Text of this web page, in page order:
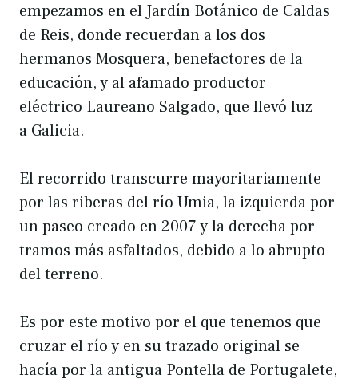
empezamos en el Jardín Botánico de Caldas
de Reis, donde recuerdan a los dos
hermanos Mosquera, benefactores de la
educación, y al afamado productor
eléctrico Laureano Salgado, que llevó luz
a Galicia.
El recorrido transcurre mayoritariamente
por las riberas del río Umia, la izquierda por
un paseo creado en 2007 y la derecha por
tramos más asfaltados, debido a lo abrupto
del terreno.
Es por este motivo por el que tenemos que
cruzar el río y en su trazado original se
hacía por la antigua Pontella de Portugalete,